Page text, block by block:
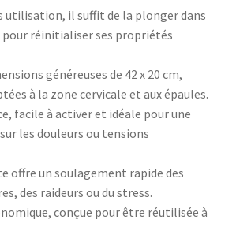
utilisation, il suffit de la plonger dans
pour réinitialiser ses propriétés
généreuses de 42 x 20 cm,
à la zone cervicale et aux épaules.
facile à activer et idéale pour une
les douleurs ou tensions
offre un soulagement rapide des
des raideurs ou du stress.
conçue pour être réutilisée à